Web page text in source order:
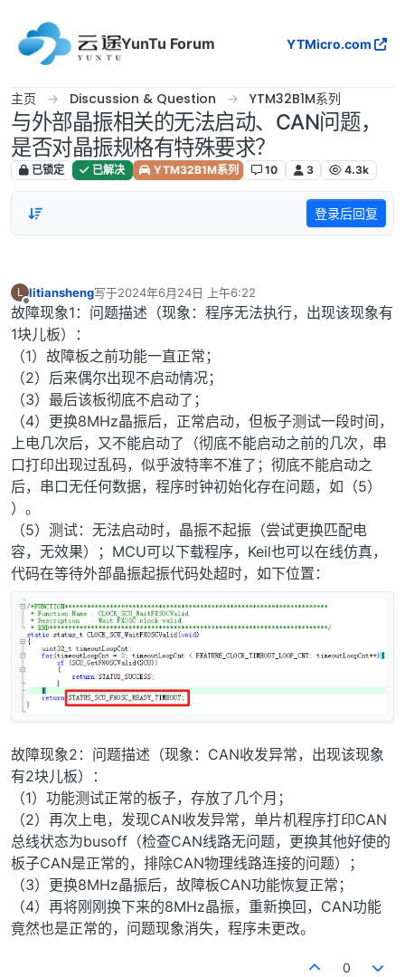
YunTu Forum
YTMicro.com
主页 Discussion & Question YTM32B1M系列
与外部晶振相关的无法启动、CAN问题，
是否对晶振规格有特殊要求？
已锁定 已解决 YTM32B1M系列 10 3 4.3k
登录后回复
L
离线
litiansheng写于2024年6月24日 上午6:22
最后由 编辑
故障现象1：问题描述（现象：程序无法执行，出现该现象有
1块儿板）：
（1）故障板之前功能一直正常；
（2）后来偶尔出现不启动情况；
（3）最后该板彻底不启动了；
（4）更换8MHz晶振后，正常启动，但板子测试一段时间，
上电几次后，又不能启动了（彻底不能启动之前的几次，串
口打印出现过乱码，似乎波特率不准了；彻底不能启动之
后，串口无任何数据，程序时钟初始化存在问题，如（5）
）。
（5）测试：无法启动时，晶振不起振（尝试更换匹配电
容，无效果）；MCU可以下载程序，Keil也可以在线仿真，
代码在等待外部晶振起振代码处超时，如下位置：
故障现象2：问题描述（现象：CAN收发异常，出现该现象
有2块儿板）：
（1）功能测试正常的板子，存放了几个月；
（2）再次上电，发现CAN收发异常，单片机程序打印CAN
总线状态为busoff（检查CAN线路无问题，更换其他好使的
板子CAN是正常的，排除CAN物理线路连接的问题）；
（3）更换8MHz晶振后，故障板CAN功能恢复正常；
（4）再将刚刚换下来的8MHz晶振，重新换回，CAN功能
竟然也是正常的，问题现象消失，程序未更改。
0